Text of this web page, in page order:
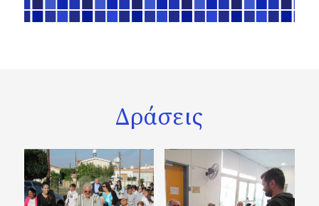
Δράσεις